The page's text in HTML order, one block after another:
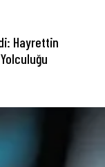
Hayrettin
Yolculuğu